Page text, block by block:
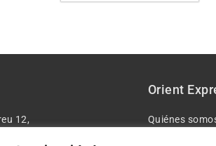
12,
Orient
Quiénes